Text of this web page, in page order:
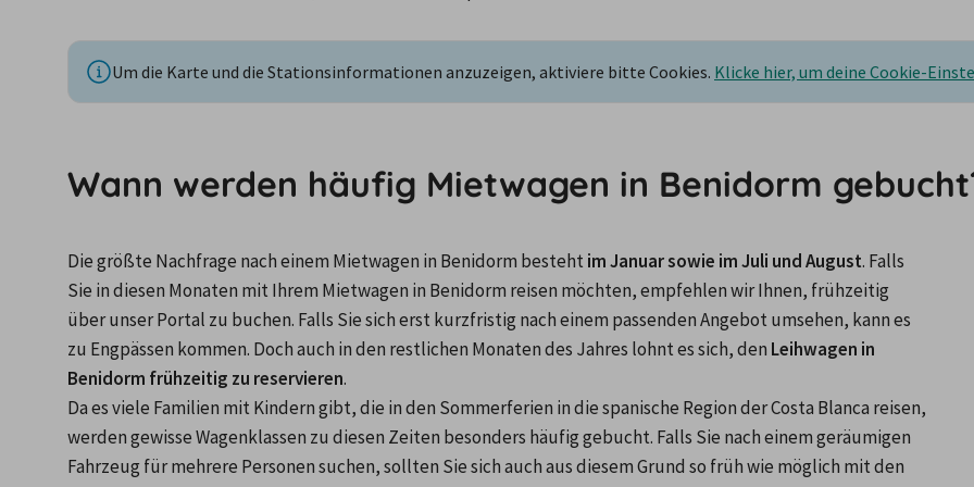
Um die Karte und die Stationsinformationen anzuzeigen, aktiviere bitte Cookies. Klicke hier, um deine Cookie-
Wann werden häufig Mietwagen in Benidorm
Die größte Nachfrage nach einem Mietwagen in Benidorm besteht im Januar sowie im Juli und August. Falls
Sie in diesen Monaten mit Ihrem Mietwagen in Benidorm reisen möchten, empfehlen wir Ihnen, frühzeitig
über unser Portal zu buchen. Falls Sie sich erst kurzfristig nach einem passenden Angebot umsehen, kann es
zu Engpässen kommen. Doch auch in den restlichen Monaten des Jahres lohnt es sich, den Leihwagen in
Benidorm frühzeitig zu reservieren.
Da es viele Familien mit Kindern gibt, die in den Sommerferien in die spanische Region der Costa Blanca reisen,
werden gewisse Wagenklassen zu diesen Zeiten besonders häufig gebucht. Falls Sie nach einem geräumigen
Fahrzeug für mehrere Personen suchen, sollten Sie sich auch aus diesem Grund so früh wie möglich mit den